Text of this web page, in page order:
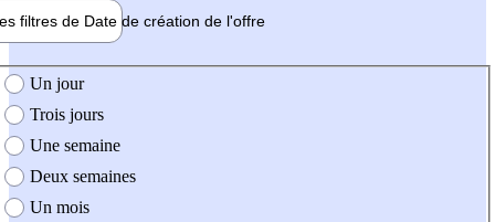
filtres de Date de création de l'offre
création de l'offre
Un jour
Trois jours
Une semaine
Deux semaines
Un mois